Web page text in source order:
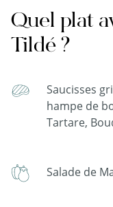
Quel plat
Tildé ?
Saucisses
hampe de
Tartare,
Salade de